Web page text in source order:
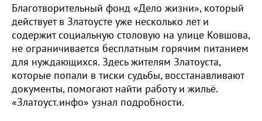
Благотворительный фонд «Дело жизни», который
действует в Златоусте уже несколько лет и
содержит социальную столовую на улице Ковшова,
не ограничивается бесплатным горячим питанием
для нуждающихся. Здесь жителям Златоуста,
которые попали в тиски судьбы, восстанавливают
документы, помогают найти работу и жильё.
«Златоуст.инфо» узнал подробности.